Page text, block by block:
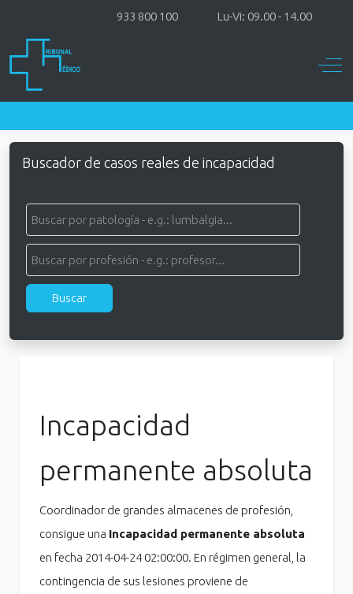
933 800 100 Lu-Vi: 09.00 - 14.00
Off-
Buscador de casos reales de incapacidad
Incapacidad
permanente absoluta
Coordinador de grandes almacenes de profesión,
consigue una Incapacidad permanente absoluta
en fecha 2014-04-24 02:00:00. En régimen general, la
contingencia de sus lesiones proviene de